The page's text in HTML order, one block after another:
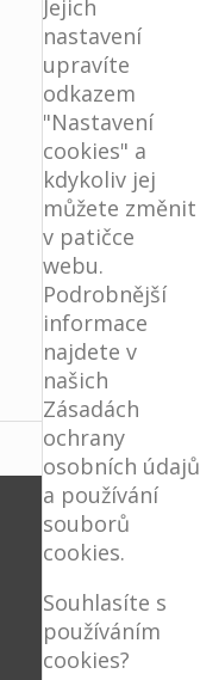
Jejich
nastavení
upravíte
odkazem
"Nastavení
cookies" a
kdykoliv jej
můžete změnit
v patičce
webu.
Podrobnější
informace
najdete v
našich
Zásadách
ochrany
osobních údajů
a používání
souborů
cookies.
Souhlasíte s
používáním
cookies?